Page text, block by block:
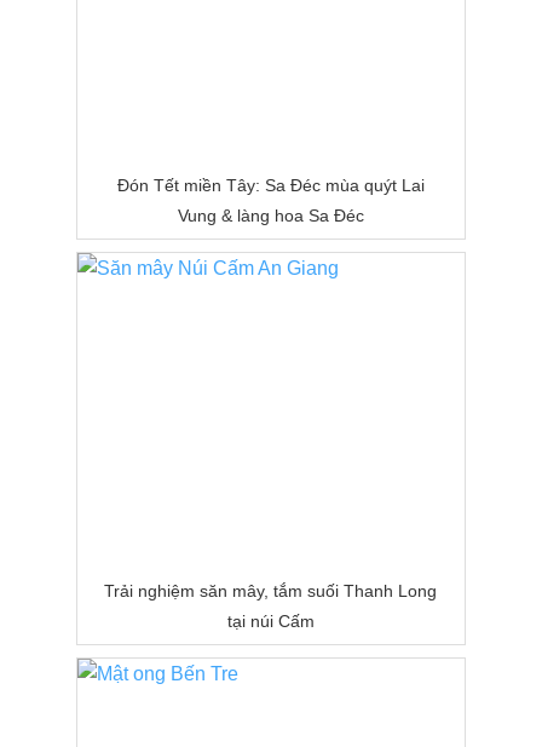
Đón Tết miền Tây: Sa Đéc mùa quýt Lai
Vung & làng hoa Sa Đéc
Trải nghiệm săn mây, tắm suối Thanh Long
tại núi Cấm